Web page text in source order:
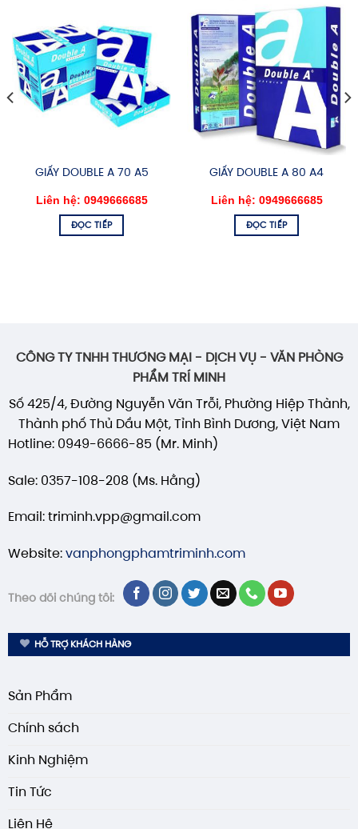
GIẤY DOUBLE A 70 A5
Liên hệ: 0949666685
ĐỌC TIẾP
GIẤY DOUBLE A 80 A4
Liên hệ: 0949666685
ĐỌC TIẾP
CÔNG TY TNHH THƯƠNG MẠI - DỊCH VỤ - VĂN PHÒNG
PHẨM TRÍ MINH
Số 425/4, Đường Nguyễn Văn Trỗi, Phường Hiệp Thành,
Thành phố Thủ Dầu Một, Tỉnh Bình Dương, Việt Nam
Hotline: 0949-6666-85 (Mr. Minh)
Sale: 0357-108-208 (Ms. Hằng)
Email: triminh.vpp@gmail.com
Website:vanphongphamtriminh.com
Theo dõi chúng tôi:
HỖ TRỢ KHÁCH HÀNG
Sản Phẩm
Chính sách
Kinh Nghiệm
Tin Tức
Liên Hệ